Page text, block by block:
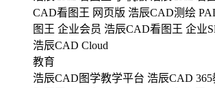
CAD看图王 网页版 浩辰CAD测绘
图王 企业会员 浩辰CAD看图王 企业
浩辰CAD Cloud
教育
浩辰CAD图学教学平台 浩辰CAD 365